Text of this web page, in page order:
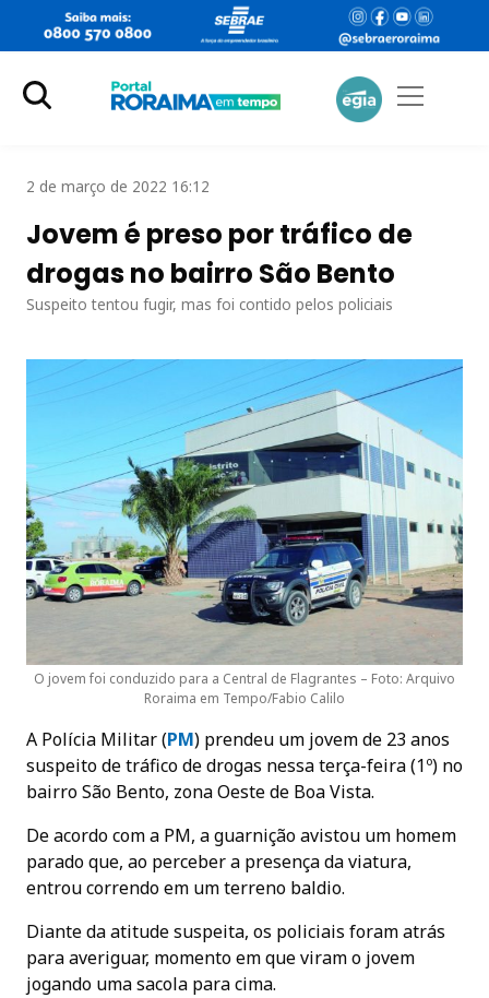
2 de março de 2022 16:12
Jovem é preso por tráfico de
drogas no bairro São Bento
Suspeito tentou fugir, mas foi contido pelos policiais
O jovem foi conduzido para a Central de Flagrantes – Foto: Arquivo
Roraima em Tempo/Fabio Calilo
A Polícia Militar (PM) prendeu um jovem de 23 anos
suspeito de tráfico de drogas nessa terça-feira (1º) no
bairro São Bento, zona Oeste de Boa Vista.
De acordo com a PM, a guarnição avistou um homem
parado que, ao perceber a presença da viatura,
entrou correndo em um terreno baldio.
Diante da atitude suspeita, os policiais foram atrás
para averiguar, momento em que viram o jovem
jogando uma sacola para cima.